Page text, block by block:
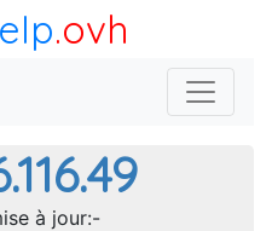
.ovh
à jour:-